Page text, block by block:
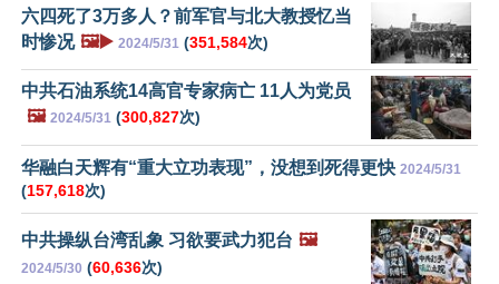
六四死了3万多人？前军官与北大教授忆当
时惨况 🖼️▶️ 2024/5/31 (351,584次)
中共石油系统14高官专家病亡 11人为党员
🖼️ 2024/5/31 (300,827次)
华融白天辉有“重大立功表现”，没想到死得更快 2024/5/31
(157,618次)
中共操纵台湾乱象 习欲要武力犯台 🖼️
2024/5/30 (60,636次)